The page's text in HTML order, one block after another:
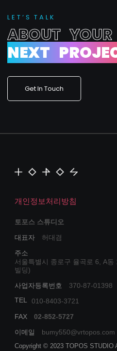
LE T ’ S T A LK
ABOUT YOUR
NEXT PROJE
Get In Touch
개인정보처리방침
토포스 스튜디오
대표자
허대겸
주소
서울특별시 종로구 율곡로 6, A
빌딩)
사업자등록번호
370-87-01398
TEL
010-8403-3721
FAX
02-852-5727
이메일
bumy550@vrtopos.com
Copyright © 2023 TOPOS STUDIO